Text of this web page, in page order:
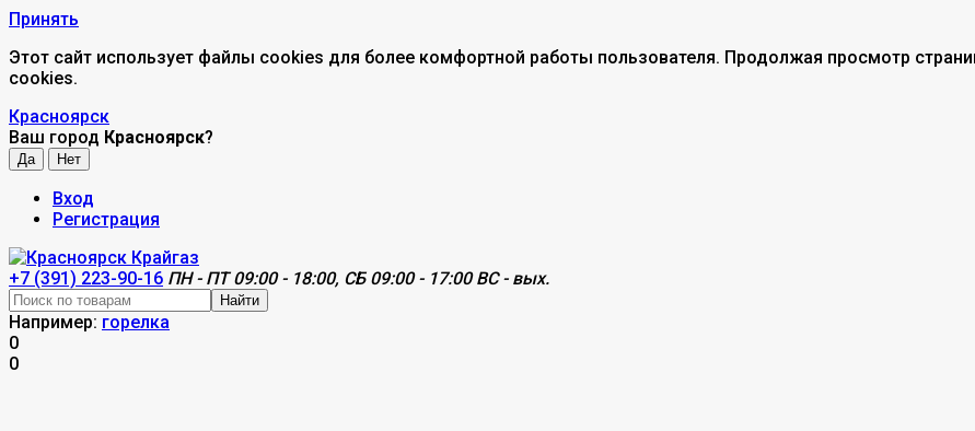
Принять
Этот сайт использует файлы cookies для более комфортной работы пользователя. Продолжая просмотр
cookies.
Красноярск
Ваш город Красноярск?
Вход
Регистрация
+7 (391) 223-90-16 ПН - ПТ 09:00 - 18:00, СБ 09:00 - 17:00 ВС - вых.
Найти
Например: горелка
0
0